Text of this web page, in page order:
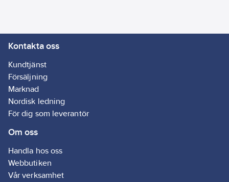
Kontakta oss
Kundtjänst
Försäljning
Marknad
Nordisk ledning
För dig som leverantör
Om oss
Handla hos oss
Webbutiken
Vår verksamhet